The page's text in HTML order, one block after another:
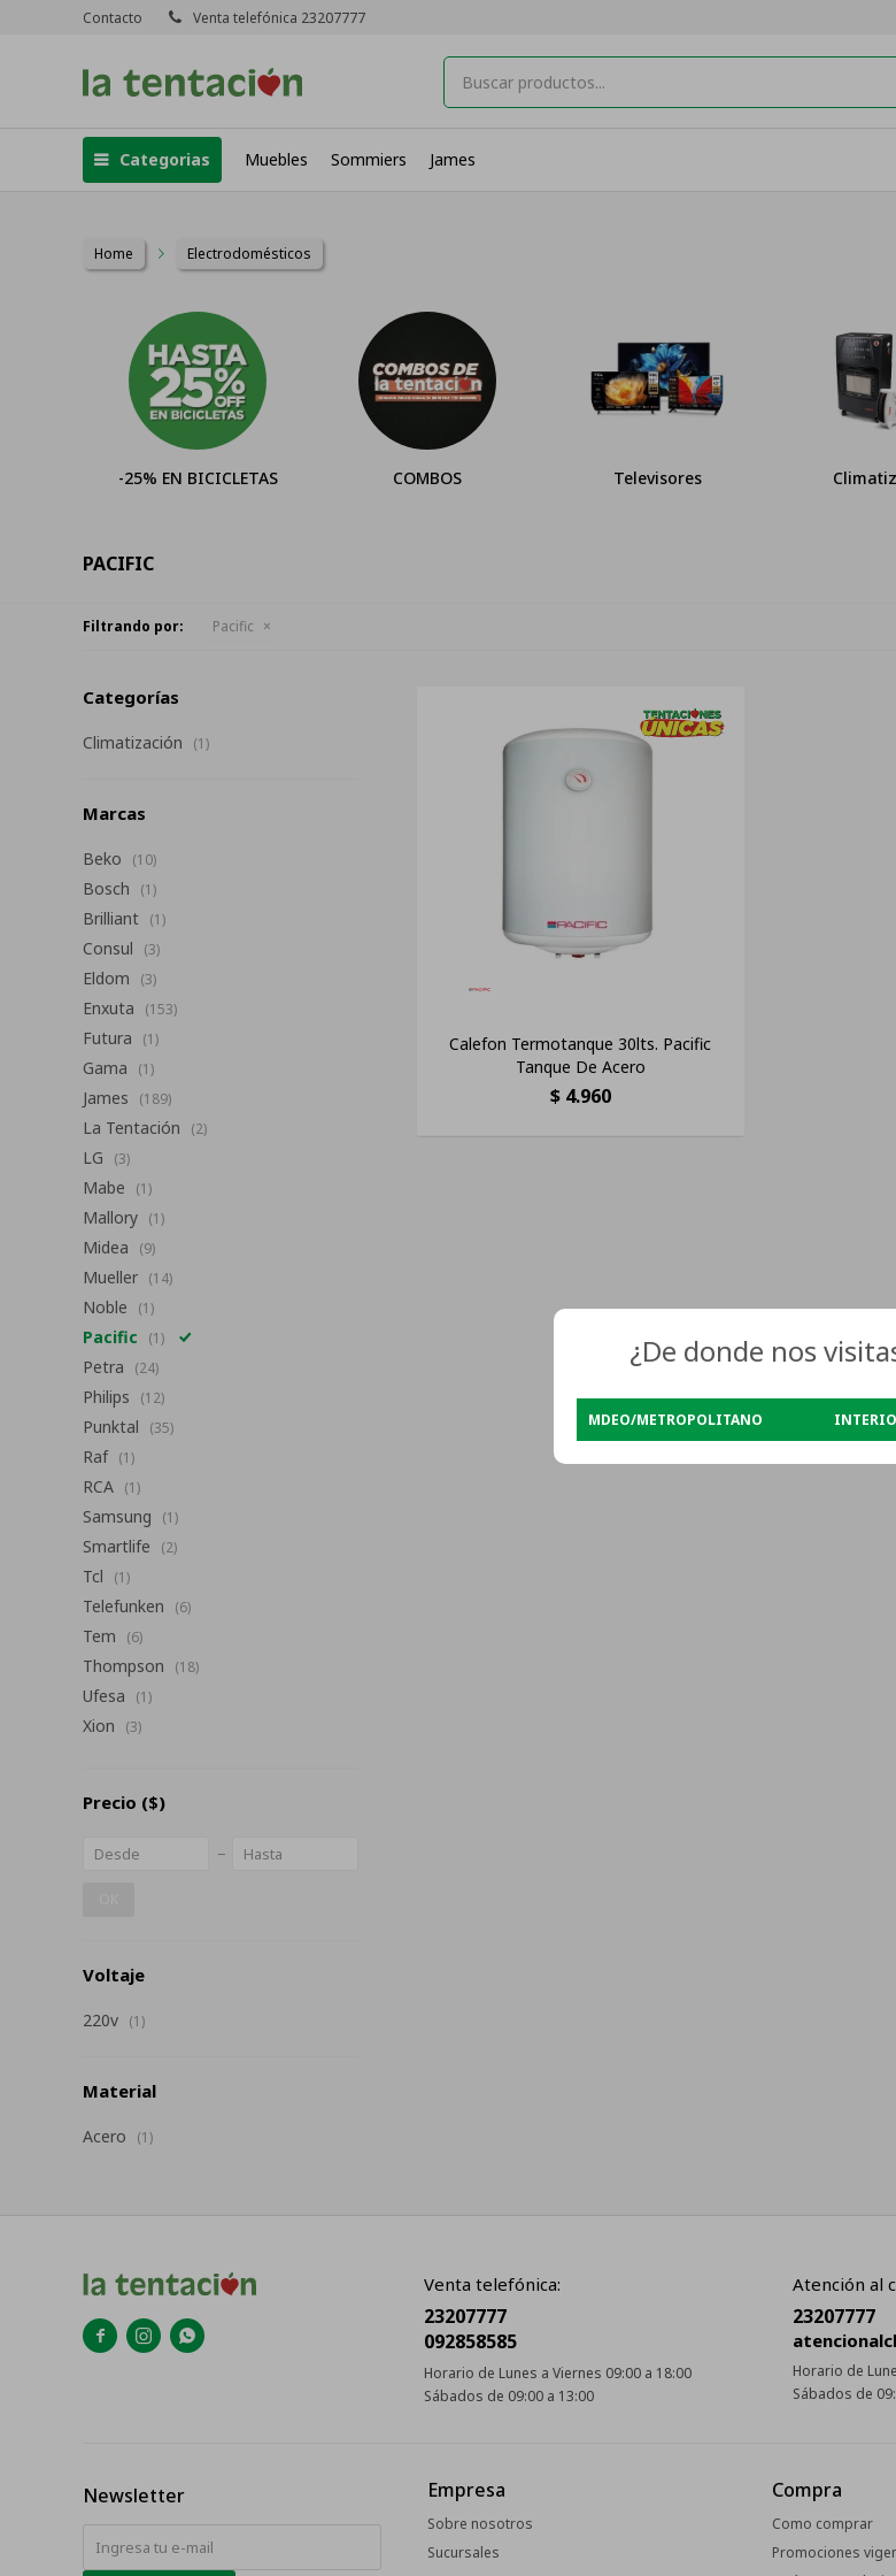
Categorias Muebles Sommiers James
Contacto Venta telefónica 23207777
Home Electrodomésticos
-25% EN BICICLETAS COMBOS Televisores
PACIFIC
Filtrando por: Pacific
Calefon Termotanque 30lts. Pacific
Tanque De Acero
$ 4.960
Categorías
Climatización (1)
Marcas
Beko (10)
Bosch (1)
Brilliant (1)
Consul (3)
Eldom (3)
Enxuta (153)
Futura (1)
Gama (1)
James (189)
La Tentación (2)
LG (3)
Mabe (1)
Mallory (1)
Midea (9)
Mueller (14)
Noble (1)
Pacific (1)
Petra (24)
Philips (12)
Punktal (35)
Raf (1)
RCA (1)
Samsung (1)
Smartlife (2)
Tcl (1)
Telefunken (6)
Tem (6)
Thompson (18)
Ufesa (1)
Xion (3)
Precio ($)
Voltaje
220v (1)
Material
Acero (1)
  
Venta telefónica:
23207777
092858585
Horario de Lunes a Viernes 09:00 a 18:00
Sábados de 09:00 a 13:00
Atención al
23207777
Horario de
Sábados de
Empresa
Sobre nosotros
Sucursales
Compra
Como comprar
Promociones
Newsletter
¿De donde nos
MDEO/METROPOLITANO